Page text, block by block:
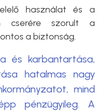
használat és a
cserére szorult a
a biztonság.
és karbantartása,
hatalmas nagy
mind
pénzügyileg. A